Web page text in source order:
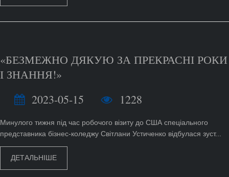
«БЕЗМЕЖНО ДЯКУЮ ЗА ПРЕКРАСНІ РОКИ
І ЗНАННЯ!»
2023-05-15
1228
Минулого тижня під час робочого візиту до США спеціального
представника бізнес-коледжу Світлани Устиченко відбулася зуст...
ДЕТАЛЬНІШЕ